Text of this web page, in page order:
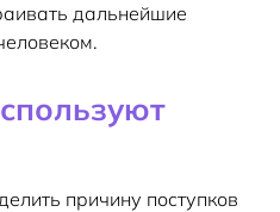
дальнейшие
причину поступков